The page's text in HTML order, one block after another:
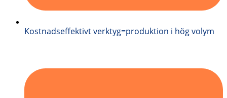
Kostnadseffektivt verktyg=produktion i hög volym